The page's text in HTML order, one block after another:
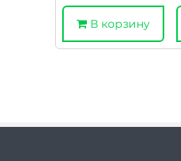
В корзину